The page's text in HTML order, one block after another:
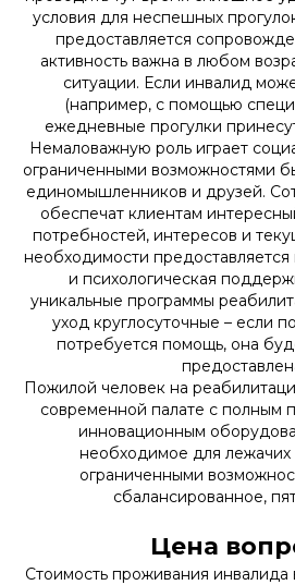
условия для неспешных
предоставляется
активность важна в любом
ситуации. Если инвалид
(например, с помощью
ежедневные прогулки
Немаловажную роль играет
ограниченными возможностями
единомышленников и друзей.
обеспечат клиентам
потребностей, интересов и
необходимости
и психологическая
уникальные программы
уход круглосуточные – если
потребуется помощь, она
Пожилой человек на
современной палате с полным
инновационным
необходимое для лежачих
ограниченными
сбалансированное,
Цена
Стоимость проживания инвалида